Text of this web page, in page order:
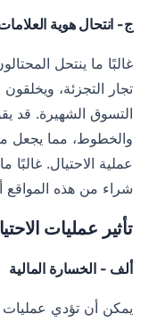
ج- انتحال هوية
غالبًا ما ينتحل
تجار التجزئة،
التسوق الشهيرة. قد
والخطوط، مما يجعل
عملية الاحتيال.
شراء من هذه المواقع
تأثير عمليات
ألف - الخسارة المالية
يمكن أن تؤدي عمليات